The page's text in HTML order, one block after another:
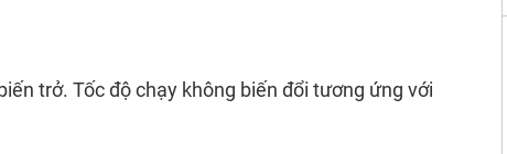
trở. Tốc độ chạy không biến đổi tương ứng với